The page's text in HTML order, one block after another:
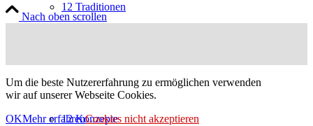
12 Traditionen
12 Konzepte
Nach oben scrollen
Um die beste Nutzererfahrung zu ermöglichen verwenden
wir auf unserer Webseite Cookies.
OKMehr erfahrenCookies nicht akzeptieren